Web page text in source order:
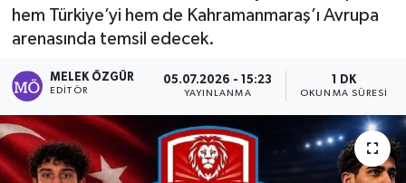
hem Türkiye’yi hem de Kahramanmaraş’ı Avrupa
arenasında temsil edecek.
MELEK ÖZGÜR
EDITÖR
05.07.2026 - 15:23
YAYINLANMA
1 DK
OKUNMA SÜRESI
Tarih - Kültür - Sanat - Turizm